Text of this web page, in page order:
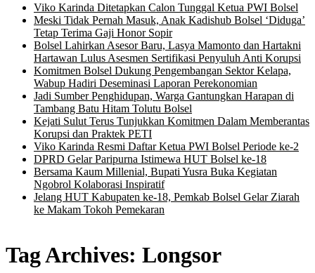
Viko Karinda Ditetapkan Calon Tunggal Ketua PWI Bolsel
Meski Tidak Pernah Masuk, Anak Kadishub Bolsel ‘Diduga’
Tetap Terima Gaji Honor Sopir
Bolsel Lahirkan Asesor Baru, Lasya Mamonto dan Hartakni
Hartawan Lulus Asesmen Sertifikasi Penyuluh Anti Korupsi
Komitmen Bolsel Dukung Pengembangan Sektor Kelapa,
Wabup Hadiri Deseminasi Laporan Perekonomian
Jadi Sumber Penghidupan, Warga Gantungkan Harapan di
Tambang Batu Hitam Tolutu Bolsel
Kejati Sulut Terus Tunjukkan Komitmen Dalam Memberantas
Korupsi dan Praktek PETI
Viko Karinda Resmi Daftar Ketua PWI Bolsel Periode ke-2
DPRD Gelar Paripurna Istimewa HUT Bolsel ke-18
Bersama Kaum Millenial, Bupati Yusra Buka Kegiatan
Ngobrol Kolaborasi Inspiratif
Jelang HUT Kabupaten ke-18, Pemkab Bolsel Gelar Ziarah
ke Makam Tokoh Pemekaran
Tag Archives: Longsor